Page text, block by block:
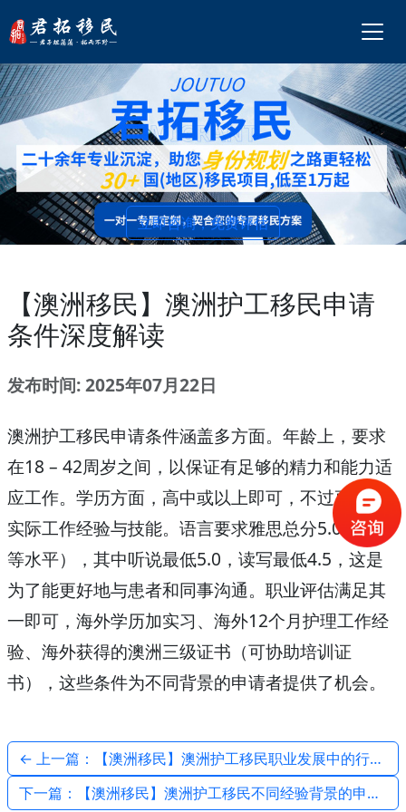
立即咨询，免费评估
【澳洲移民】澳洲护工移民申请
条件深度解读
发布时间: 2025年07月22日
澳洲护工移民申请条件涵盖多方面。年龄上，要求
在18 – 42周岁之间，以保证有足够的精力和能力适
应工作。学历方面，高中或以上即可，不过更看重
实际工作经验与技能。语言要求雅思总分5.0（或同
等水平），其中听说最低5.0，读写最低4.5，这是
为了能更好地与患者和同事沟通。职业评估满足其
一即可，海外学历加实习、海外12个月护理工作经
验、海外获得的澳洲三级证书（可协助培训证
书），这些条件为不同背景的申请者提供了机会。
← 上一篇：【澳洲移民】澳洲护工移民职业发展中的行业变革适应策略
下一篇：【澳洲移民】澳洲护工移民不同经验背景的申请条件差异 →